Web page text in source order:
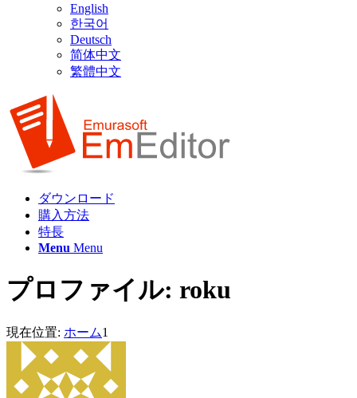
English
한국어
Deutsch
简体中文
繁體中文
ダウンロード
購入方法
特長
Menu Menu
プロファイル: roku
現在位置: ホーム1